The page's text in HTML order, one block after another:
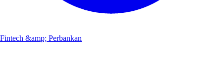
Fintech &amp; Perbankan